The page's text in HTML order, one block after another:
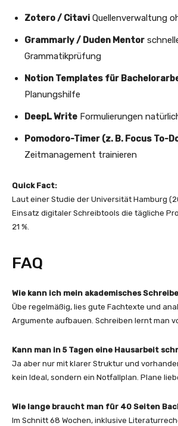
Zotero / Citavi Quellenverwaltung
Grammarly / Duden Mentor
Grammatikprüfung
Notion Templates für
Planungshilfe
DeepL Write Formulierungen
Pomodoro-Timer (z. B. Focus To-
Zeitmanagement trainieren
Quick Fact:
Laut einer Studie der Universität Hamburg
Einsatz digitaler Schreibtools die tägliche
21 %.
FAQ
Wie kann ich mein akademisches
Übe regelmäßig, lies gute Fachtexte und
Argumente aufbauen. Schreiben lernt man
Kann man in 5 Tagen eine Hausarbeit
Ja aber nur mit klarer Struktur und
kein Ideal, sondern ein Notfallplan. Plane
Wie lange braucht man für 40 Seiten
Im Schnitt 68 Wochen, inklusive